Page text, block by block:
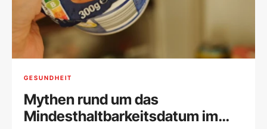
GESUNDHEIT
Mythen rund um das
Mindesthaltbarkeitsdatum im